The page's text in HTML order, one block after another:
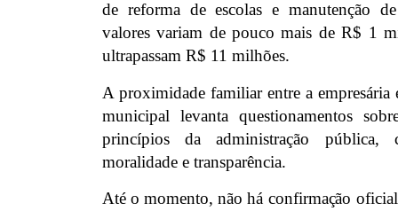
de reforma de escolas e manutenção
valores variam de pouco mais de R$ 1
ultrapassam R$ 11 milhões.
A proximidade familiar entre a
municipal levanta questionamentos
princípios da administração pública,
moralidade e transparência.
Até o momento, não há confirmação